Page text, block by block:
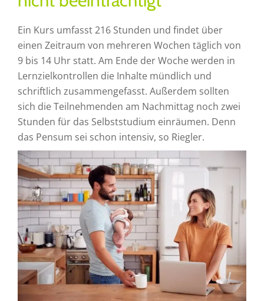
Ein Kurs umfasst 216 Stunden und findet über
einen Zeitraum von mehreren Wochen täglich von
9 bis 14 Uhr statt. Am Ende der Woche werden in
Lernzielkontrollen die Inhalte mündlich und
schriftlich zusammengefasst. Außerdem sollten
sich die Teilnehmenden am Nachmittag noch zwei
Stunden für das Selbststudium einräumen. Denn
das Pensum sei schon intensiv, so Riegler.